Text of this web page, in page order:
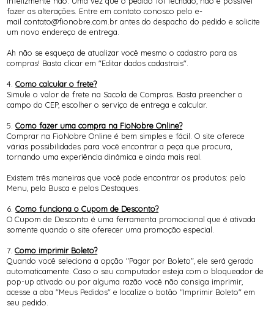
fazer as alterações. Entre em contato conosco pelo e-
mail contato@fionobre.com.br antes do despacho do pedido e solicite
um novo endereço de entrega.
Ah não se esqueça de atualizar você mesmo o cadastro para as
compras! Basta clicar em "Editar dados cadastrais".
4.Como calcular o frete?
Simule o valor de frete na Sacola de Compras. Basta preencher o
campo do CEP, escolher o serviço de entrega e calcular.
5.Como fazer uma compra na FioNobre Online?
Comprar na FioNobre Online é bem simples e fácil. O site oferece
várias possibilidades para você encontrar a peça que procura,
tornando uma experiência dinâmica e ainda mais real.
Existem três maneiras que você pode encontrar os produtos: pelo
Menu, pela Busca e pelos Destaques.
6.Como funciona o Cupom de Desconto?
O Cupom de Desconto é uma ferramenta promocional que é ativada
somente quando o site oferecer uma promoção especial.
7.Como imprimir Boleto?
Quando você seleciona a opção "Pagar por Boleto", ele será gerado
automaticamente. Caso o seu computador esteja com o bloqueador de
pop-up ativado ou por alguma razão você não consiga imprimir,
acesse a aba "Meus Pedidos" e localize o botão "Imprimir Boleto" em
seu pedido.